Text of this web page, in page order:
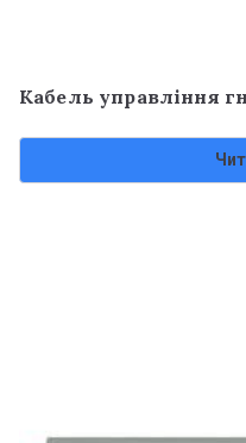
Кабель управління